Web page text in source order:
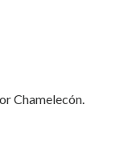
Chamelecón.